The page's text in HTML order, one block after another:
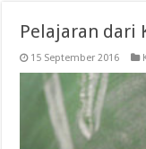
Pelajaran dari
15 September 2016